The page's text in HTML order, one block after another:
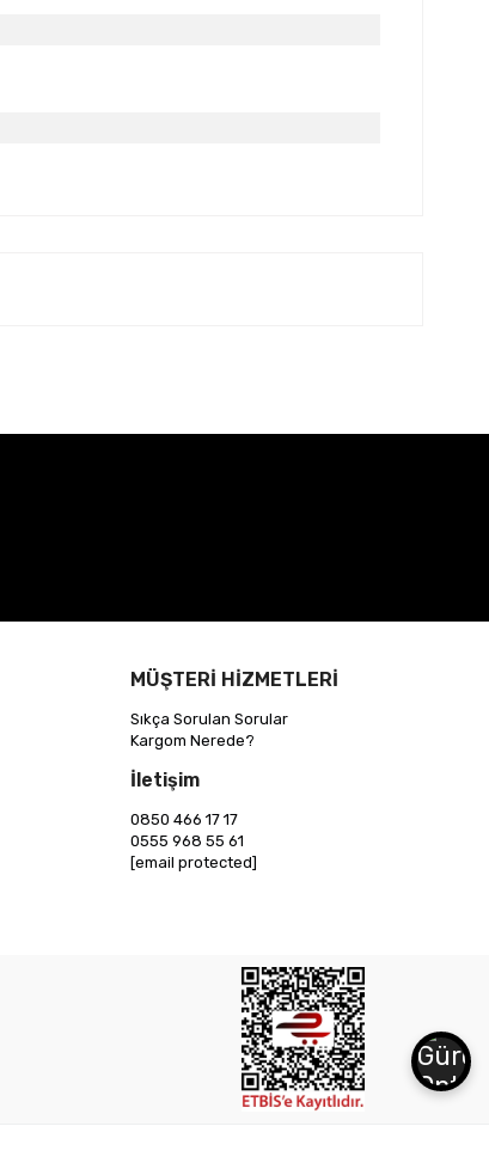
MÜŞTERİ HİZMETLERİ
Sıkça Sorulan Sorular
Kargom Nerede?
İletişim
0850 466 17 17
0555 968 55 61
[email protected]